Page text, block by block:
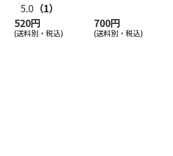
5.0 （1）
520円
(送料別・税込)
700円
(送料別・税込)